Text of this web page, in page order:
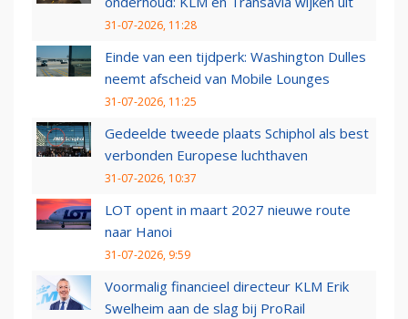
31-07-2026, 11:28
Einde van een tijdperk: Washington Dulles
neemt afscheid van Mobile Lounges
31-07-2026, 11:25
Gedeelde tweede plaats Schiphol als best
verbonden Europese luchthaven
31-07-2026, 10:37
LOT opent in maart 2027 nieuwe route
naar Hanoi
31-07-2026, 9:59
Voormalig financieel directeur KLM Erik
Swelheim aan de slag bij ProRail